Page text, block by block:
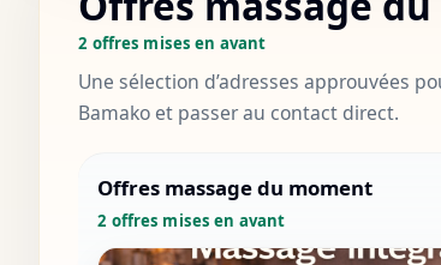
2 offres mises en avant
Une sélection d’adresses approuvées
Bamako et passer au contact direct.
Offres massage du moment
2 offres mises en avant